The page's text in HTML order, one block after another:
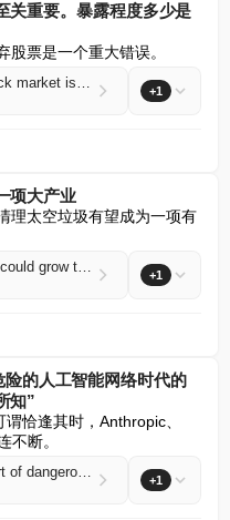
关重要。暴露程度多少是
票是一个重大错误。
For retirees, staying in the stock market is critical. How much exposure is the make-or-break question +1
项大产业
理太空垃圾有望成为一项有
How cleaning up space debris could grow to become a big business +1
的人工智能网络时代的
知”
恰逢其时，Anthropic、
不断。
Hugging Face hack marks start of dangerous AI cyber era and many firms 'don't even know it' +1